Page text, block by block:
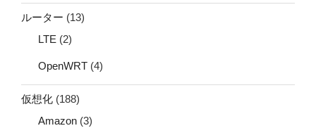
ルーター (13)
LTE (2)
OpenWRT (4)
仮想化 (188)
Amazon (3)